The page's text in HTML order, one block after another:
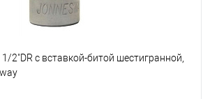
2"DR с вставкой-битой шестигранной,